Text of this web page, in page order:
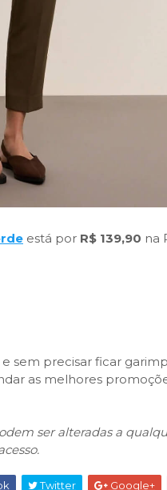
está por R$ 139,90 na
sem precisar ficar
as melhores
ser alteradas a
Twitter Google+